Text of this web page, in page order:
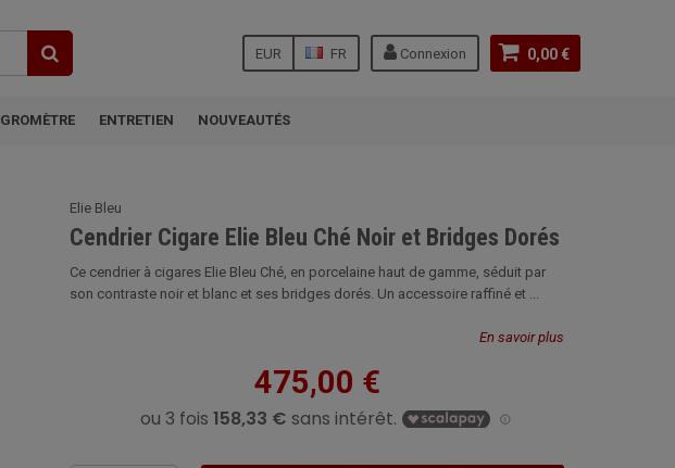
0,00 €
Connexion
FR
EUR
ENTRETIEN NOUVEAUTÉS
Elie Bleu
Cendrier Cigare Elie Bleu Ché Noir et Bridges Dorés
Ce cendrier à cigares Elie Bleu Ché, en porcelaine haut de gamme, séduit par
son contraste noir et blanc et ses bridges dorés. Un accessoire raffiné et ...
En savoir plus
475,00 €